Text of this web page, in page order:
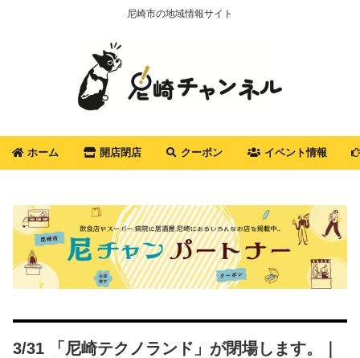
尼崎市の地域情報サイト
ホーム 開店閉店 クーポン イベント情報
3/31 「尼崎テクノランド」が閉場します。｜